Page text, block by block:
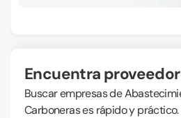
Encuentra
Buscar empresas de
Carboneras es rápido y